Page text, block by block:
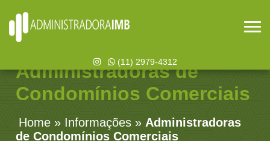
(11) 2979-4312
Administradoras de
Condomínios Comerciais
Home » Informações » Administradoras
de Condomínios Comerciais